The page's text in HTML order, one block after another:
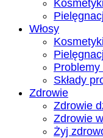
Kosmetyki
Włosy
Problemy
Składy
Zdrowie
Zdrowie
Zdrowie
Żyj